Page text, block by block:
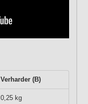
Verharder (B)
0,25 kg